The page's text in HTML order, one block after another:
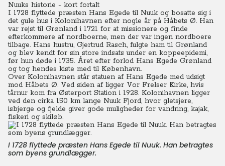
Nuuks historie - kort fortalt
I 1728 flyttede præsten Hans Egede til Nuuk og bosatte sig i
det gule hus i Kolonihavnen efter nogle år på Håbets Ø. Han
var rejst til Grønland i 1721 for at missionere og finde
efterkommere af nordboerne, men der var ingen nordboere
tilbage. Hans hustru, Gjertrud Rasch, fulgte ham til Grønland
og blev kendt for sin store indsats under en koppeepidemi,
før hun døde i 1735. Året efter forlod Hans Egede Grønland
og tog hendes kiste med til København.
Over Kolonihavnen står statuen af Hans Egede med udsigt
mod Håbets Ø. Ved siden af ligger Vor Frelser Kirke, hvis
tårnur kom fra Østerport Station i 1928. Kolonihavnen ligger
ved den cirka 150 km lange Nuuk Fjord, hvor gletsjere,
isbjerge og fjelde giver gode muligheder for vandring, kajak,
fiskeri og skiløb.
I 1728 flyttede præsten Hans Egede til Nuuk. Han betragtes
som byens grundlægger.